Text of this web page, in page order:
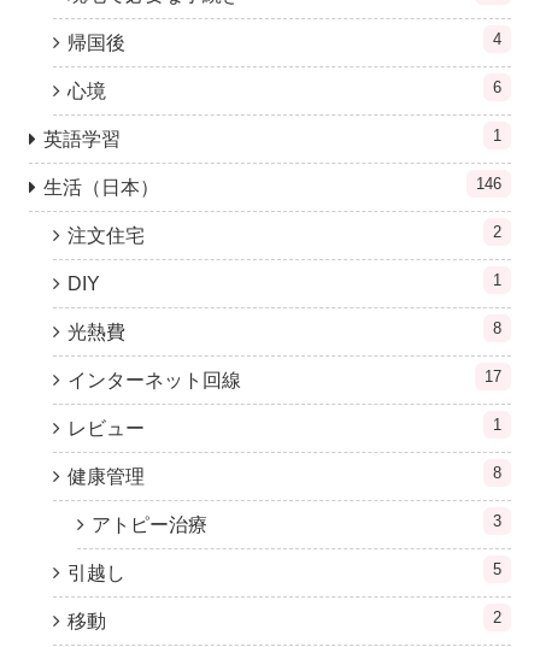
帰国後 4
心境 6
英語学習 1
生活（日本） 146
注文住宅 2
DIY 1
光熱費 8
インターネット回線 17
レビュー 1
健康管理 8
アトピー治療 3
引越し 5
移動 2